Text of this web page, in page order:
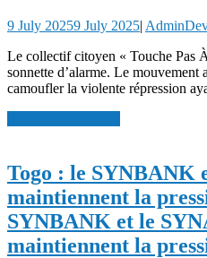
9 July 20259 July 2025|
Le collectif citoyen « Touche Pas À Ma Constitution » tire la
sonnette d’alarme. Le mouvement
camoufler la violente répression
Togo : le SYNBANK
maintiennent la
SYNBANK et le
maintiennent la